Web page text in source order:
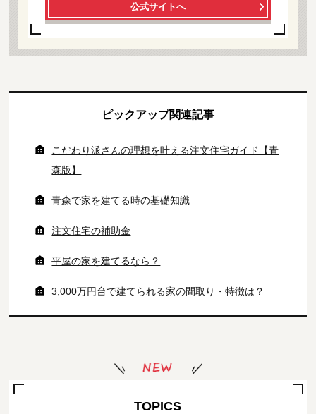
公式サイトへ
ピックアップ関連記事
こだわり派さんの理想を叶える注文住宅ガイド【青
森版】
青森で家を建てる時の基礎知識
注文住宅の補助金
平屋の家を建てるなら？
3,000万円台で建てられる家の間取り・特徴は？
TOPICS